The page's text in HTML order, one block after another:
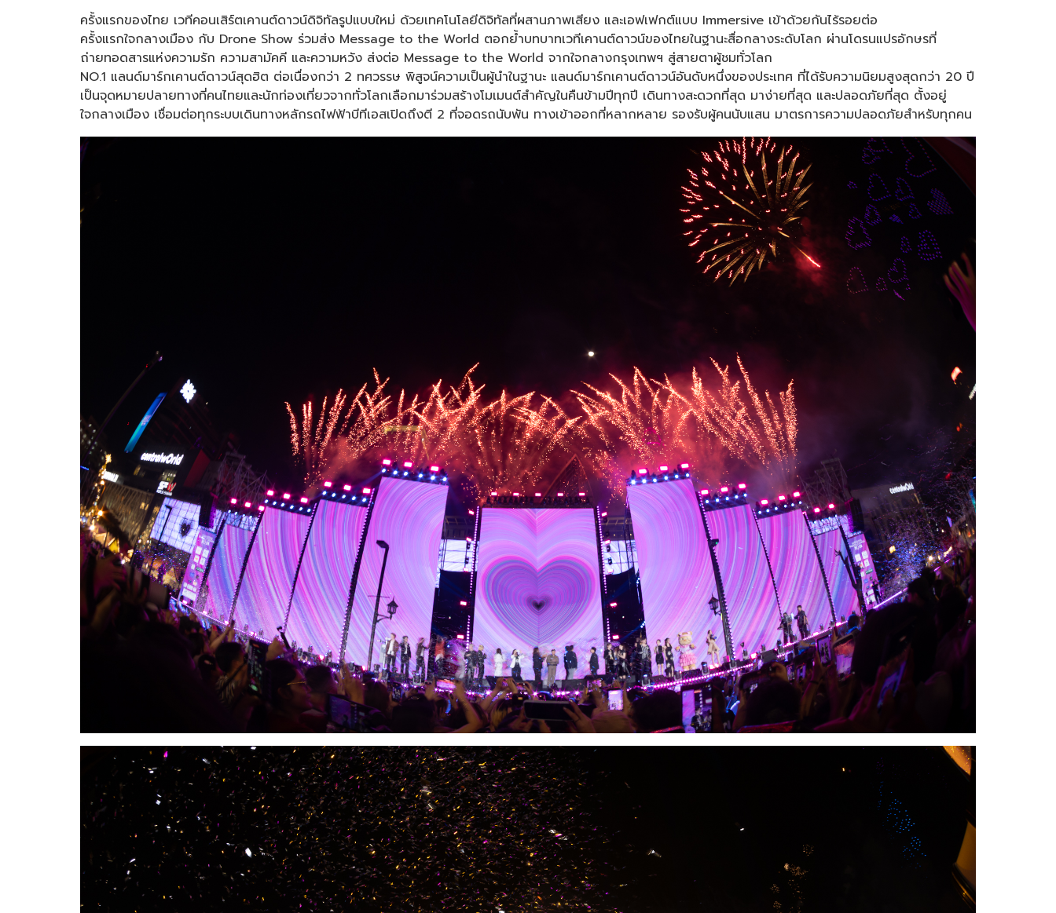
ครั้งแรกของไทย เวทีคอนเสิร์ตเคานต์ดาวน์ดิจิทัลรูปแบบใหม่ ด้วยเทคโนโลยีดิจิทัลที่ผสานภาพเสียง และเอฟเฟกต์แบบ Immersive เข้าด้วยกันไร้รอยต่อ
ครั้งแรกใจกลางเมือง กับ Drone Show ร่วมส่ง Message to the World ตอกย้ำบทบาทเวทีเคานต์ดาวน์ของไทยในฐานะสื่อกลางระดับโลก ผ่านโดรนแปรอักษรที่
ถ่ายทอดสารแห่งความรัก ความสามัคคี และความหวัง ส่งต่อ Message to the World จากใจกลางกรุงเทพฯ สู่สายตาผู้ชมทั่วโลก
NO.1 แลนด์มาร์กเคานต์ดาวน์สุดฮิต ต่อเนื่องกว่า 2 ทศวรรษ พิสูจน์ความเป็นผู้นำในฐานะ แลนด์มาร์กเคานต์ดาวน์อันดับหนึ่งของประเทศ ที่ได้รับความนิยมสูงสุดกว่า 20 ปี
เป็นจุดหมายปลายทางที่คนไทยและนักท่องเที่ยวจากทั่วโลกเลือกมาร่วมสร้างโมเมนต์สำคัญในคืนข้ามปีทุกปี เดินทางสะดวกที่สุด มาง่ายที่สุด และปลอดภัยที่สุด ตั้งอยู่
ใจกลางเมือง เชื่อมต่อทุกระบบเดินทางหลักรถไฟฟ้าบีทีเอสเปิดถึงตี 2 ที่จอดรถนับพัน ทางเข้าออกที่หลากหลาย รองรับผู้คนนับแสน มาตรการความปลอดภัยสำหรับทุกคน